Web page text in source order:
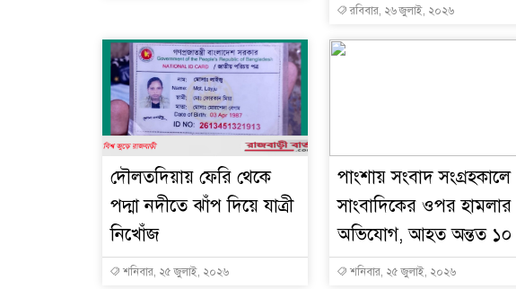
রবিবার, ২৬ জুলাই, ২০২৬
দৌলতদিয়ায় ফেরি থেকে
পদ্মা নদীতে ঝাঁপ দিয়ে যাত্রী
নিখোঁজ
শনিবার, ২৫ জুলাই, ২০২৬
পাংশায় সংবাদ সংগ্রহকালে
সাংবাদিকের ওপর হামলার
অভিযোগ, আহত অন্তত ১০
শনিবার, ২৫ জুলাই, ২০২৬